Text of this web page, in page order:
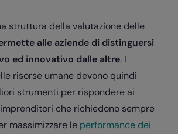
struttura della valutazione delle
alle aziende di distinguersi
ed innovativo dalle altre. I
risorse umane devono quindi
strumenti per rispondere ai
che richiedono sempre
massimizzare le performance dei